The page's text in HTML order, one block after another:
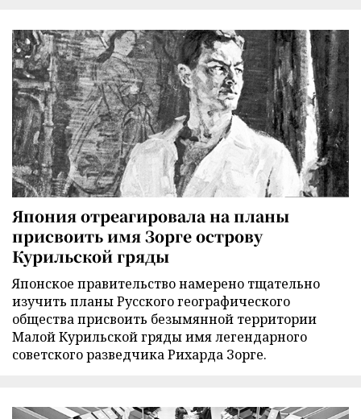
Япония отреагировала на планы
присвоить имя Зорге острову
Курильской гряды
Японское правительство намерено тщательно
изучить планы Русского географического
общества присвоить безымянной территории
Малой Курильской гряды имя легендарного
советского разведчика Рихарда Зорге.